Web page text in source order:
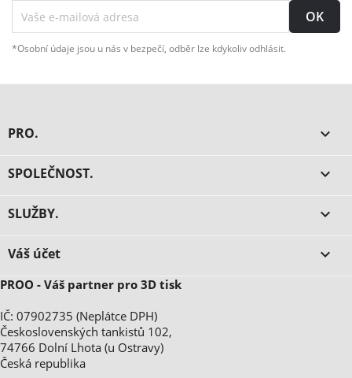
*Osobní údaje jsou u nás v bezpečí, odběr lze kdykoliv odhlásit.
PRO. 
SPOLEČNOST. 
SLUŽBY. 
Váš účet 
PROO - Váš partner pro 3D tisk
IČ: 07902735 (Neplátce DPH)
Československých tankistů 102,
74766 Dolní Lhota (u Ostravy)
Česká republika